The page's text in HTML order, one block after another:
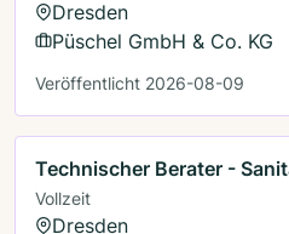
Dresden
Püschel GmbH & Co. KG
Veröffentlicht 2026-08-09
Technischer Berater -
Vollzeit
Dresden